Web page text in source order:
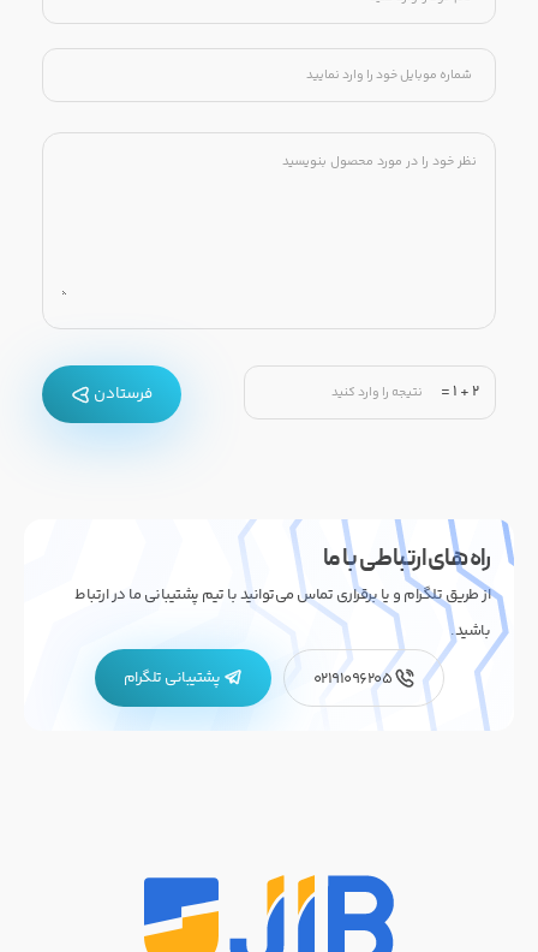
2
+
1
= فرستادن
راه های ارتباطی با ما
از طریق تلگرام و یا برقراری تماس می‌توانید با تیم پشتیبانی ما در ارتباط
باشید.
02191096205
پشتیبانی تلگرام